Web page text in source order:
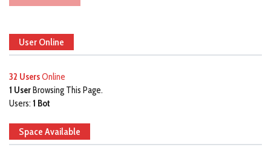
User Online
32 UsersOnline
1 UserBrowsing This Page.
Users: 1 Bot
Space Available